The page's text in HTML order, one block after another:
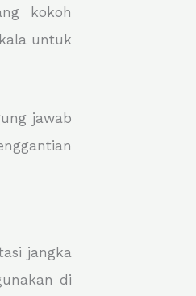
kokoh
untuk
jawab
jangka
di